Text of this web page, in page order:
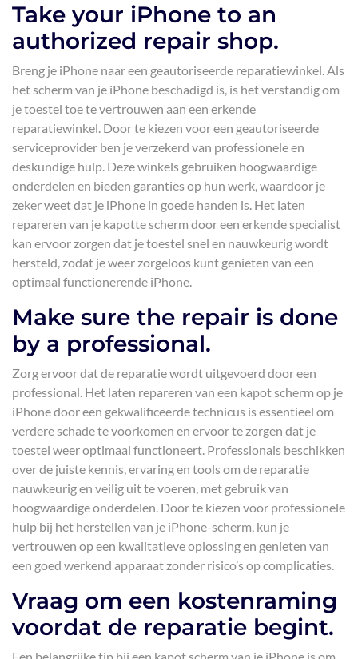
Take your iPhone to an
authorized repair shop.
Breng je iPhone naar een geautoriseerde reparatiewinkel. Als
het scherm van je iPhone beschadigd is, is het verstandig om
je toestel toe te vertrouwen aan een erkende
reparatiewinkel. Door te kiezen voor een geautoriseerde
serviceprovider ben je verzekerd van professionele en
deskundige hulp. Deze winkels gebruiken hoogwaardige
onderdelen en bieden garanties op hun werk, waardoor je
zeker weet dat je iPhone in goede handen is. Het laten
repareren van je kapotte scherm door een erkende specialist
kan ervoor zorgen dat je toestel snel en nauwkeurig wordt
hersteld, zodat je weer zorgeloos kunt genieten van een
optimaal functionerende iPhone.
Make sure the repair is done
by a professional.
Zorg ervoor dat de reparatie wordt uitgevoerd door een
professional. Het laten repareren van een kapot scherm op je
iPhone door een gekwalificeerde technicus is essentieel om
verdere schade te voorkomen en ervoor te zorgen dat je
toestel weer optimaal functioneert. Professionals beschikken
over de juiste kennis, ervaring en tools om de reparatie
nauwkeurig en veilig uit te voeren, met gebruik van
hoogwaardige onderdelen. Door te kiezen voor professionele
hulp bij het herstellen van je iPhone-scherm, kun je
vertrouwen op een kwalitatieve oplossing en genieten van
een goed werkend apparaat zonder risico’s op complicaties.
Vraag om een kostenraming
voordat de reparatie begint.